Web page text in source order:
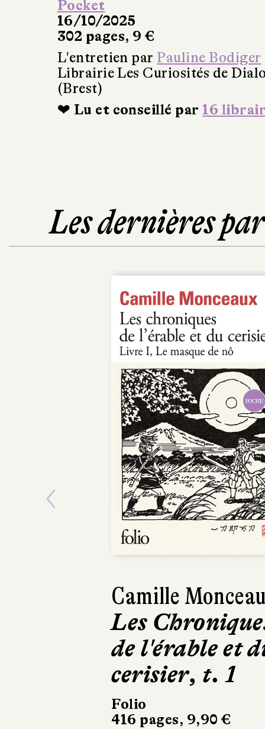
Pocket
16/10/2025
302 pages, 9 €
L'entretien parPauline Bodiger
Librairie Les Curiosités de
(Brest)
❤ Lu et conseillé par 16
Les dernières
POCHE
Camille
Les
de l'érable et
cerisier, t. 1
Folio
416 pages, 9,90 €
Previous